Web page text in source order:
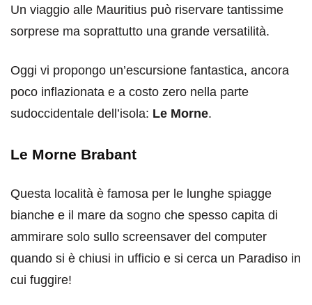
Un viaggio alle Mauritius può riservare tantissime
sorprese ma soprattutto una grande versatilità.
Oggi vi propongo un’escursione fantastica, ancora
poco inflazionata e a costo zero nella parte
sudoccidentale dell’isola: Le Morne.
Le Morne Brabant
Questa località è famosa per le lunghe spiagge
bianche e il mare da sogno che spesso capita di
ammirare solo sullo screensaver del computer
quando si è chiusi in ufficio e si cerca un Paradiso in
cui fuggire!